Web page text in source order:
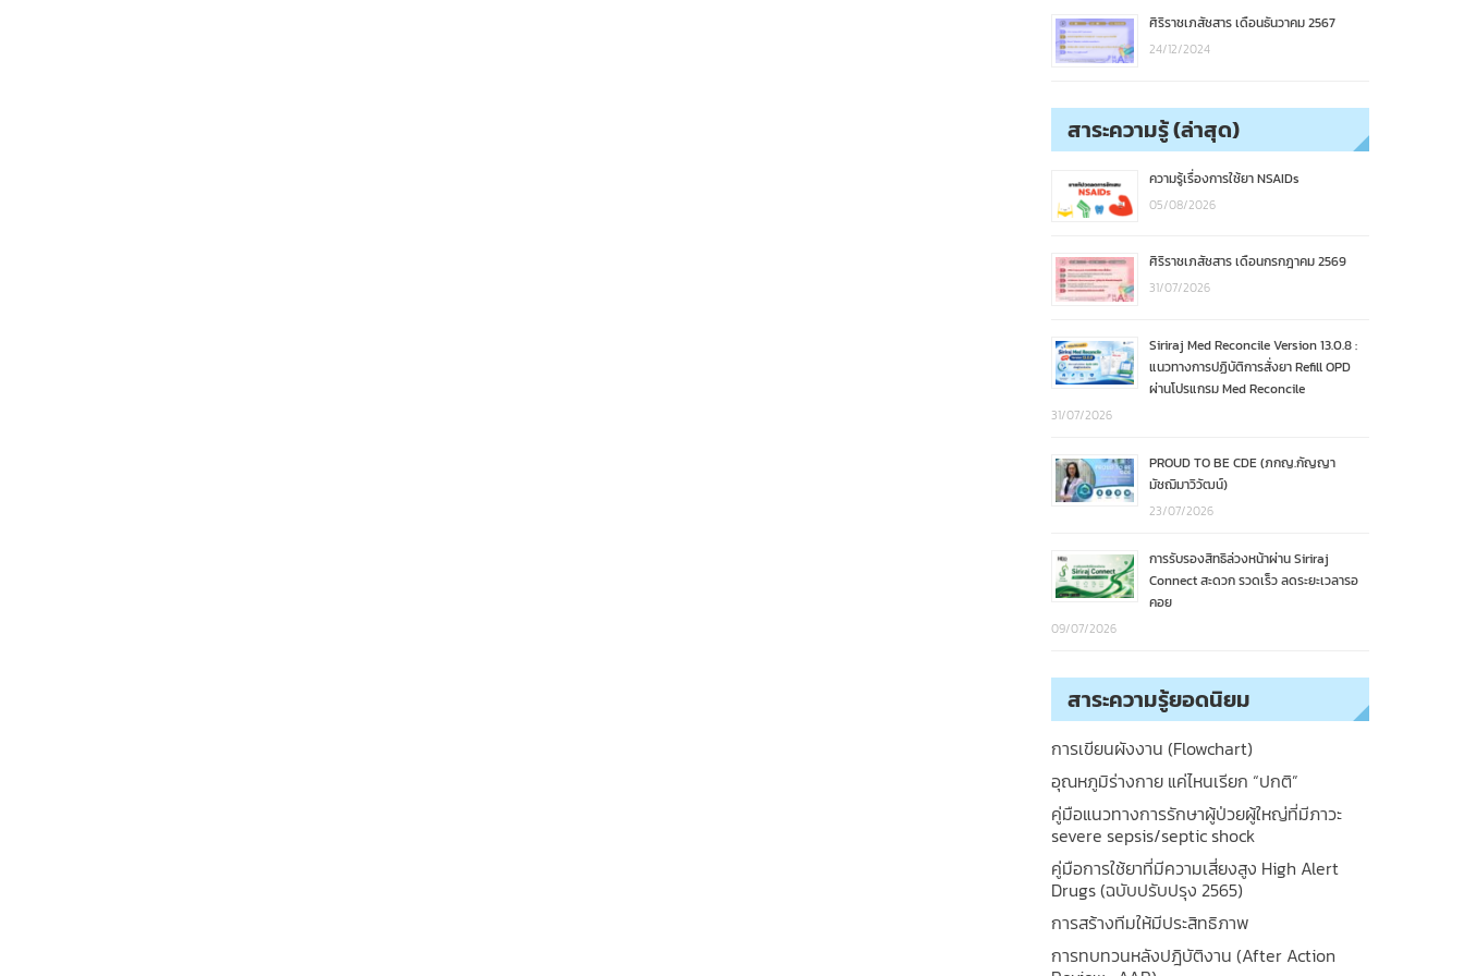
ศิริราชเภสัชสาร เดือนธันวาคม 2567
24/12/2024
สาระความรู้ (ล่าสุด)
ความรู้เรื่องการใช้ยา NSAIDs
05/08/2026
ศิริราชเภสัชสาร เดือนกรกฎาคม 2569
31/07/2026
Siriraj Med Reconcile Version 13.0.8 :
แนวทางการปฏิบัติการสั่งยา Refill OPD
ผ่านโปรแกรม Med Reconcile
31/07/2026
PROUD TO BE CDE (ภกญ.กัญญา
มัชฌิมาวิวัฒน์)
23/07/2026
การรับรองสิทธิล่วงหน้าผ่าน Siriraj
Connect สะดวก รวดเร็ว ลดระยะเวลารอ
คอย
09/07/2026
สาระความรู้ยอดนิยม
การเขียนผังงาน (Flowchart)
อุณหภูมิร่างกาย แค่ไหนเรียก “ปกติ”
คู่มือแนวทางการรักษาผู้ป่วยผู้ใหญ่ที่มีภาวะ
severe sepsis/septic shock
คู่มือการใช้ยาที่มีความเสี่ยงสูง High Alert
Drugs (ฉบับปรับปรุง 2565)
การสร้างทีมให้มีประสิทธิภาพ
การทบทวนหลังปฎิบัติงาน (After Action